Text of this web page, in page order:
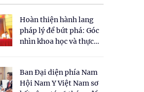
Hoàn thiện hành lang
pháp lý để bứt phá: Góc
nhìn khoa học và thực
cho Luật Y dược cổ
truyền Việt Nam"
Ban Đại diện phía Nam
Hội Nam Y Việt Nam sơ